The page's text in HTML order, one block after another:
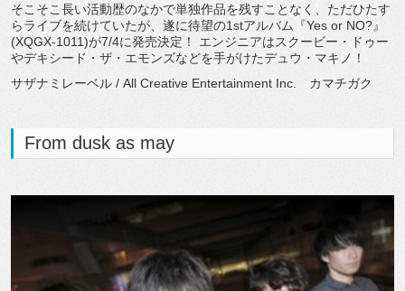
そこそこ長い活動歴のなかで単独作品を残すことなく、ただひたす
らライブを続けていたが、遂に待望の1stアルバム『Yes or NO?』
(XQGX-1011)が7/4に発売決定！ エンジニアはスクービー・ドゥー
やデキシード・ザ・エモンズなどを手がけたデュウ・マキノ！
サザナミレーベル / All Creative Entertainment Inc. カマチガク
From dusk as may